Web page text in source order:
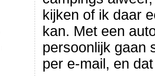
kijken of ik daar
kan. Met een
persoonlijk gaan
per e-mail, en